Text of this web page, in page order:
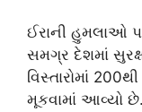
ઈરાની હુમલાઓ
સમગ્ર દેશમાં
વિસ્તારોમાં
મૂકવામાં આવ્યો છે.